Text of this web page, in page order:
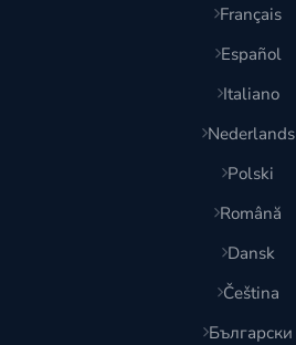
Français
Español
Italiano
Nederlands
Polski
Română
Dansk
Čeština
Български